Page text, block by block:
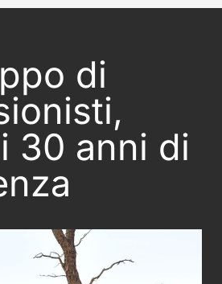
di
30 anni di